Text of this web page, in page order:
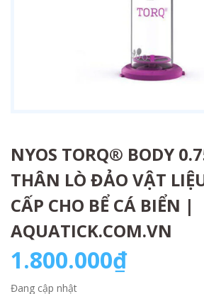
NYOS TORQ® BODY
THÂN LÒ ĐẢO VẬT
CẤP CHO BỂ CÁ BIỂN |
AQUATICK.COM.VN
1.800.000₫
Đang cập nhật